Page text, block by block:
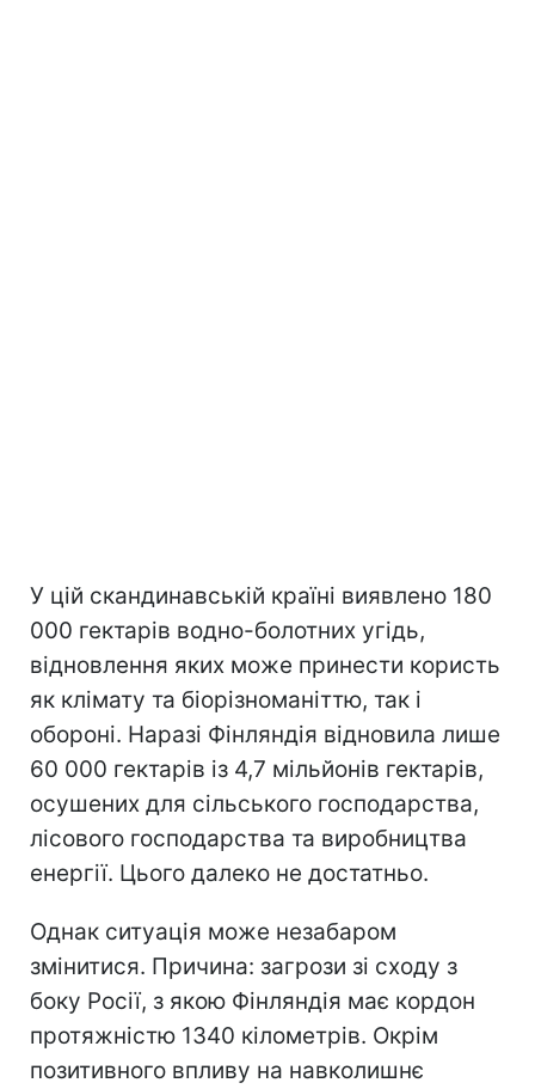
У цій скандинавській країні виявлено 180
000 гектарів водно-болотних угідь,
відновлення яких може принести користь
як клімату та біорізноманіттю, так і
обороні. Наразі Фінляндія відновила лише
60 000 гектарів із 4,7 мільйонів гектарів,
осушених для сільського господарства,
лісового господарства та виробництва
енергії. Цього далеко не достатньо.
Однак ситуація може незабаром
змінитися. Причина: загрози зі сходу з
боку Росії, з якою Фінляндія має кордон
протяжністю 1340 кілометрів. Окрім
позитивного впливу на навколишнє